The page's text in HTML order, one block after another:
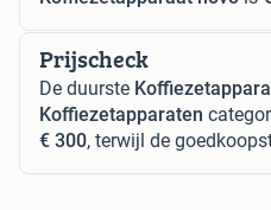
Prijscheck
De duurste
Koffiezetapparaten
€ 300, terwijl de